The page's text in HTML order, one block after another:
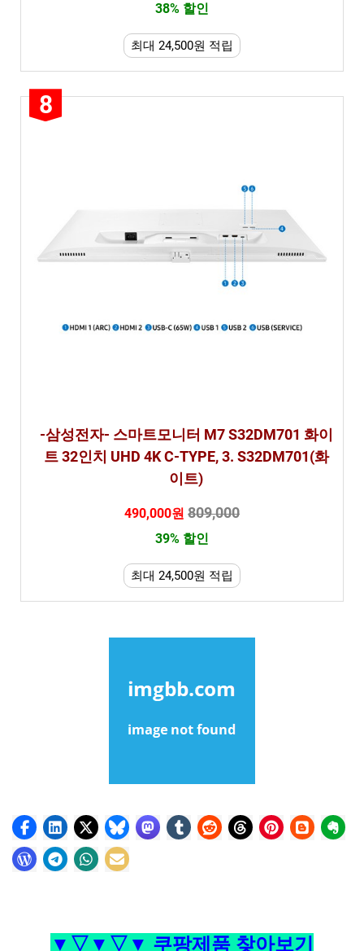
38% 할인
최대 24,500원 적립
8
-삼성전자- 스마트모니터 M7 S32DM701 화이
트 32인치 UHD 4K C-TYPE, 3. S32DM701(화
이트)
490,000원 809,000
39% 할인
최대 24,500원 적립
▼▽▼▽▼ 쿠팡제품 찾아보기